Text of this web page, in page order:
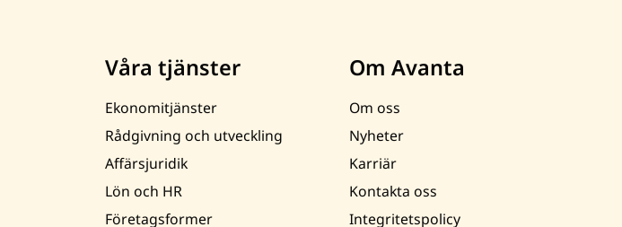
Våra tjänster
Ekonomitjänster
Rådgivning och utveckling
Affärsjuridik
Lön och HR
Företagsformer
Om Avanta
Om oss
Nyheter
Karriär
Kontakta oss
Integritetspolicy